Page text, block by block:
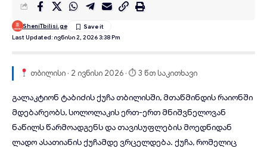
Last Updated: Ივნისი 2, 2026 3:38 Pm
SheniTbilisi.ge
თბილისი · 2 ივნისი 2026 · ⏱ 3 წთ საკითხავი
გალაკტიონ ტაბიძის ქუჩათბილისში, მთაწმინდის რაიონში
მდებარეობს,სოლოლაკისერთ-ერთ მნიშვნელოვან
ნაწილს წარმოადგენს და თავისუფლების მოედნიდან
ლადო ასათიანის ქუჩამდე ვრცელდება. ქუჩა, რომელიც